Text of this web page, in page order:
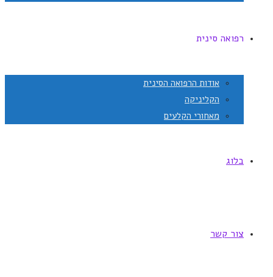
רפואה סינית
אודות הרפואה הסינית
הקליניקה
מאחורי הקלעים
בלוג
צור קשר